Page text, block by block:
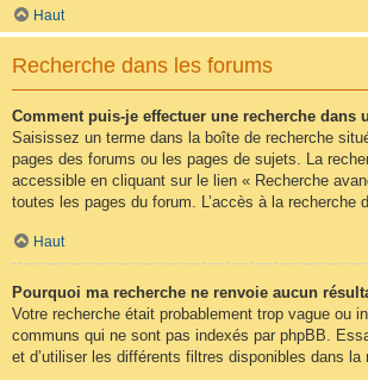
Haut
Recherche dans les forums
Comment puis-je effectuer une recherche dans
Saisissez un terme dans la boîte de recherche
pages des forums ou les pages de sujets. La
accessible en cliquant sur le lien « Recherche
toutes les pages du forum. L’accès à la recherche
Haut
Pourquoi ma recherche ne renvoie aucun
Votre recherche était probablement trop vague ou
communs qui ne sont pas indexés par phpBB.
et d’utiliser les différents filtres disponibles dans la